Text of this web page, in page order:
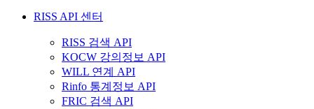
RISS API 센터
RISS 검색 API
KOCW 강의정보 API
WILL 연계 API
Rinfo 통계정보 API
FRIC 검색 API